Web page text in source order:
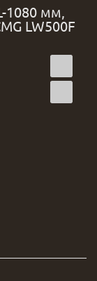
1080 мм,
LW500F